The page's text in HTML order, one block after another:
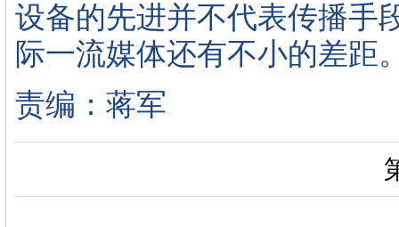
设备的先进并不代表传播手
际一流媒体还有不小的差距
责编：蒋军